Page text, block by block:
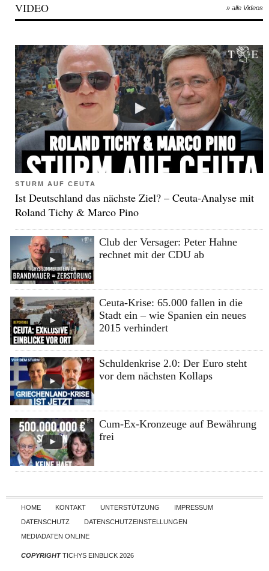
VIDEO » alle Videos
STURM AUF CEUTA
Ist Deutschland das nächste Ziel? – Ceuta-Analyse mit
Roland Tichy & Marco Pino
Club der Versager: Peter Hahne
rechnet mit der CDU ab
Ceuta-Krise: 65.000 fallen in die
Stadt ein – wie Spanien ein neues
2015 verhindert
Schuldenkrise 2.0: Der Euro steht
vor dem nächsten Kollaps
Cum-Ex-Kronzeuge auf Bewährung
frei
Skip to content
HOME KONTAKT UNTERSTÜTZUNG
IMPRESSUM
DATENSCHUTZ
DATENSCHUTZEINSTELLUNGEN
MEDIADATEN ONLINE
COPYRIGHTTICHYS EINBLICK 2026